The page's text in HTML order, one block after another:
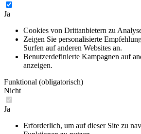
Ja
Cookies von Drittanbietern zu
Zeigen Sie personalisierte
Surfen auf anderen Websites an.
Benutzerdefinierte Kampagnen auf
anzeigen.
Funktional (obligatorisch)
Nicht
Ja
Erforderlich, um auf dieser Site zu